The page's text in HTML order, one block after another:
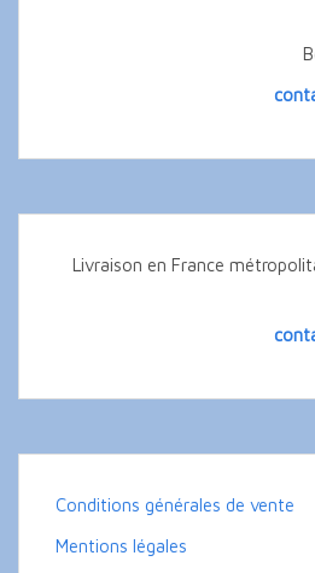
Livraison en France
Conditions générales de vente
Mentions légales